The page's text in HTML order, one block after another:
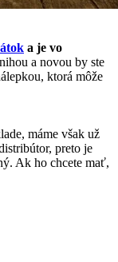
a je vo
a novou by ste
ktorá môže
máme však už
preto je
Ak ho chcete mať,